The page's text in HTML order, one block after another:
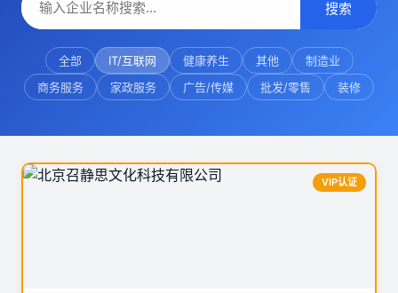
搜索
全部 IT/互联网 健康养生 其他
制造业
商务服务
家政服务 广告/传媒 批发/零售 装修
VIP认证